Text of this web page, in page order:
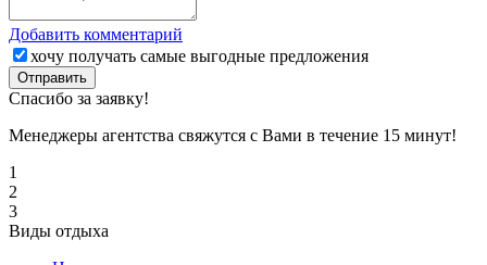
Добавить комментарий
хочу получать самые выгодные предложения
Отправить
Спасибо за заявку!
Менеджеры агентства свяжутся с Вами в течение 15 минут!
1
2
3
Виды отдыха